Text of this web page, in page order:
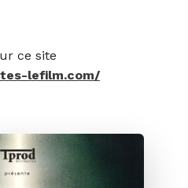
ce site
lefilm.com/